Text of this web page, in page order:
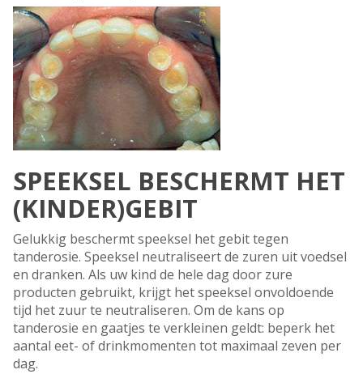
SPEEKSEL BESCHERMT HET
(KINDER)GEBIT
Gelukkig beschermt speeksel het gebit tegen
tanderosie. Speeksel neutraliseert de zuren uit voedsel
en dranken. Als uw kind de hele dag door zure
producten gebruikt, krijgt het speeksel onvoldoende
tijd het zuur te neutraliseren. Om de kans op
tanderosie en gaatjes te verkleinen geldt: beperk het
aantal eet- of drinkmomenten tot maximaal zeven per
dag.